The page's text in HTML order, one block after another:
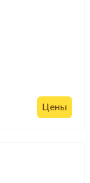
Цены